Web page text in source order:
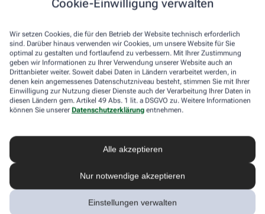
Cookie-Einwilligung verwalten
Wir setzen Cookies, die für den Betrieb der Website technisch erforderlich
sind. Darüber hinaus verwenden wir Cookies, um unsere Website für Sie
optimal zu gestalten und fortlaufend zu verbessern. Mit Ihrer Zustimmung
geben wir Informationen zu Ihrer Verwendung unserer Website auch an
Drittanbieter weiter. Soweit dabei Daten in Ländern verarbeitet werden, in
denen kein angemessenes Datenschutzniveau besteht, stimmen Sie mit Ihrer
Einwilligung zur Nutzung dieser Dienste auch der Verarbeitung Ihrer Daten in
diesen Ländern gem. Artikel 49 Abs. 1 lit. a DSGVO zu. Weitere Informationen
können Sie unserer Datenschutzerklärung entnehmen.
Alle akzeptieren
Nur notwendige akzeptieren
Einstellungen verwalten
die Lymphe in die Lymphknoten transportiert werden, wo sich die
Wer bei Schmuddelwetter nicht vor die Tür mag, kann sein
Immunsystem mit kalt-warmen Wechselduschen auf Trab
bringen und die Anfälligkeit für Erkältungsinfekte senken. Der
Kältereiz kurbelt die Durchblutung an und bringt den Kreislauf in
Schwung, je regelmäßiger wir ihm ausgesetzt sind, desto
unempfindlicher reagiert der Körper in der kalten Jahreszeit auf
die großen Temperaturunterschiede.
Dusche. Anschließend die Wassertemperatur auf kühl bis kalt
stellen und den Wasserstrahl vom rechten Fuß entlang bis zur
Hüfte führen und auf der Innenseite des Oberschenkels wieder
Dann sind die Arme dran: Auch hier geht’s wieder von unten nach
oben, beginnend am rechten Handrücken bis zur Schulter und